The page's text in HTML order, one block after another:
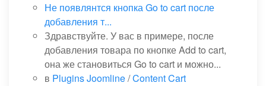
Не появлянтся кнопка Go to cart после
добавления т...
Здравствуйте. У вас в примере, после
добавления товара по кнопке Add to cart,
она же становиться Go to cart и можно...
в Plugins Joomline/Content Cart